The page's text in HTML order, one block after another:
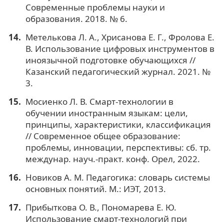
Современные проблемы науки и
образования. 2018. № 6.
Метелькова Л. А., Хрисанова Е. Г., Фролова Е.
В. Использование цифровых инструментов в
иноязычной подготовке обучающихся //
Казанский педагогический журнал. 2021. №
3.
Мосиенко Л. В. Смарт-технологии в
обучении иностранным языкам: цели,
принципы, характеристики, классификация
// Современное общее образование:
проблемы, инновации, перспективы: сб. тр.
междунар. науч.-практ. конф. Орел, 2022.
Новиков А. М. Педагогика: словарь системы
основных понятий. М.: ИЭТ, 2013.
Прибыткова О. В., Пономарева Е. Ю.
Использование смарт-технологий при